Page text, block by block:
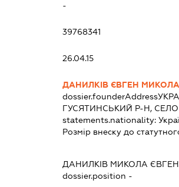
-
39768341
26.04.15
ДАНИЛКІВ ЄВГЕН
dossier.founderAddress
ГУСЯТИНСЬКИЙ Р-Н,
statements.nationality:
Розмір внеску до
ДАНИЛКІВ МИКОЛА
dossier.position -